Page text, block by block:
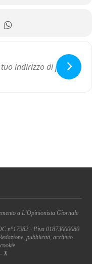
a L'Opinionista Giornale
n°17982 - P.iva 01873660680
pubblicità, archivio
- X